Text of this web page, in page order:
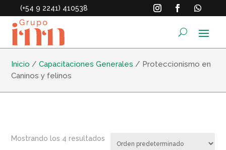
(+54 9 2241) 410538
Inicio /Capacitaciones Generales / Proteccionismo en
Caninos y felinos
Mostrando los 4 resultados